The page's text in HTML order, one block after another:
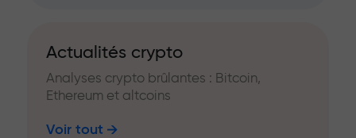
Actualités crypto
Analyses crypto brûlantes : Bitcoin,
Ethereum et altcoins
Voir tout